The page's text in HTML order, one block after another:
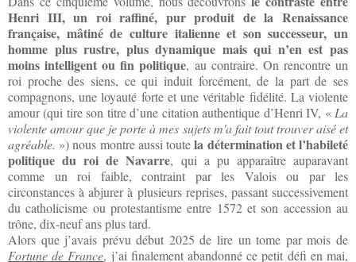
Henri III, un roi raffiné, pur produit de la Renaissance
française, mâtiné de culture italienne et son successeur, un
homme plus rustre, plus dynamique mais qui n’en est pas
moins intelligent ou fin politique, au contraire. On rencontre un
roi proche des siens, ce qui induit forcément, de la part de ses
compagnons, une loyauté forte et une véritable fidélité. La violente
amour (qui tire son titre d’une citation authentique d’Henri IV, « La
violente amour que je porte à mes sujets m'a fait tout trouver aisé et
agréable. ») nous montre aussi toutela détermination et l’habileté
politique du roi de Navarre, qui a pu apparaître auparavant
comme un roi faible, contraint par les Valois ou par les
circonstances à abjurer à plusieurs reprises, passant successivement
du catholicisme ou protestantisme entre 1572 et son accession au
trône, dix-neuf ans plus tard.
Alors que j’avais prévu début 2025 de lire un tome par mois de
Fortune de France, j’ai finalement abandonné ce petit défi en mai,